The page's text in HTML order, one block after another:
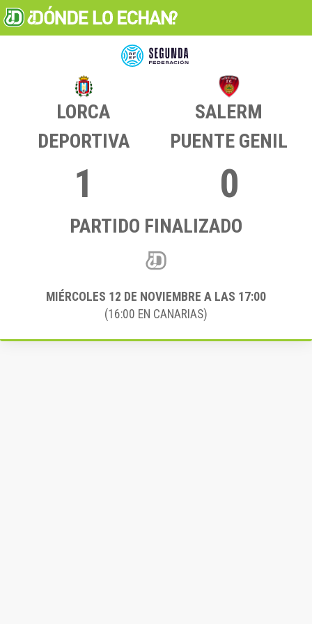
LORCA
DEPORTIVA
SALERM
PUENTE GENIL
1 0
PARTIDO FINALIZADO
MIÉRCOLES 12 DE NOVIEMBRE A LAS 17:00
(16:00 EN CANARIAS)